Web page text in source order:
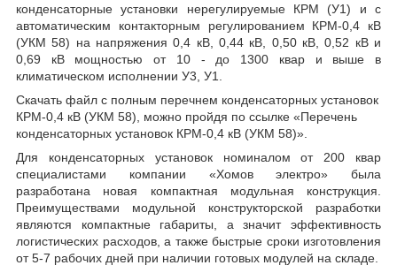
конденсаторные установки нерегулируемые КРМ (У1) и с
автоматическим контакторным регулированием КРМ-0,4 кВ
(УКМ 58) на напряжения 0,4 кВ, 0,44 кВ, 0,50 кВ, 0,52 кВ и
0,69 кВ мощностью от 10 - до 1300 квар и выше в
климатическом исполнении У3, У1.
Скачать файл с полным перечнем конденсаторных установок
КРМ-0,4 кВ (УКМ 58), можно пройдя по ссылке «Перечень
конденсаторных установок КРМ-0,4 кВ (УКМ 58)».
Для конденсаторных установок номиналом от 200 квар
специалистами компании «Хомов электро» была
разработана новая компактная модульная конструкция.
Преимуществами модульной конструкторской разработки
являются компактные габариты, а значит эффективность
логистических расходов, а также быстрые сроки изготовления
от 5-7 рабочих дней при наличии готовых модулей на складе.